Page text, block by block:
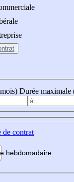
Durée maximale
contrat
hebdomadaire